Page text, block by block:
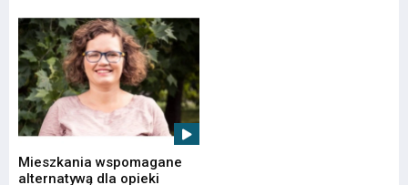
Mieszkania wspomagane
alternatywą dla opieki